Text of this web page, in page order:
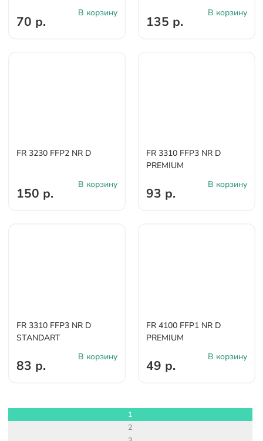
70 р.
В корзину
135 р.
В корзину
FR 3230 FFP2 NR D
150 р.
В корзину
FR 3310 FFP3 NR D
PREMIUM
93 р.
В корзину
FR 3310 FFP3 NR D
STANDART
83 р.
В корзину
FR 4100 FFP1 NR D
PREMIUM
49 р.
В корзину
1
2